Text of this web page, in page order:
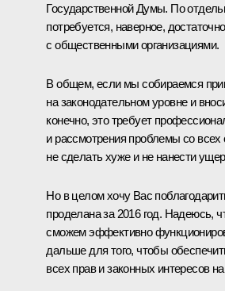
Государственной Думы. По
потребуется, наверное,
с общественными организациями.
В общем, если мы собираемся
на законодательном уровне и
конечно, это требует
и рассмотрения проблемы со всех
не сделать хуже и не нанести
Но в целом хочу Вас
проделана за 2016 год. Надеюсь,
сможем эффективно
дальше для того, чтобы
всех прав и законных интересов